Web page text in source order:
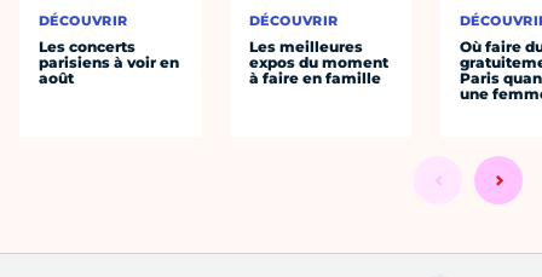
DÉCOUVRIR
Les concerts
parisiens à voir en
août
DÉCOUVRIR
Les meilleures
expos du moment
à faire en famille
Où faire
Paris
une